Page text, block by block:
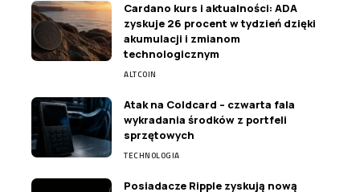
Cardano kurs i aktualności: ADA
zyskuje 26 procent w tydzień dzięki
akumulacji i zmianom
technologicznym
ALTCOIN
Atak na Coldcard – czwarta fala
wykradania środków z portfeli
sprzętowych
TECHNOLOGIA
Posiadacze Ripple zyskują nową